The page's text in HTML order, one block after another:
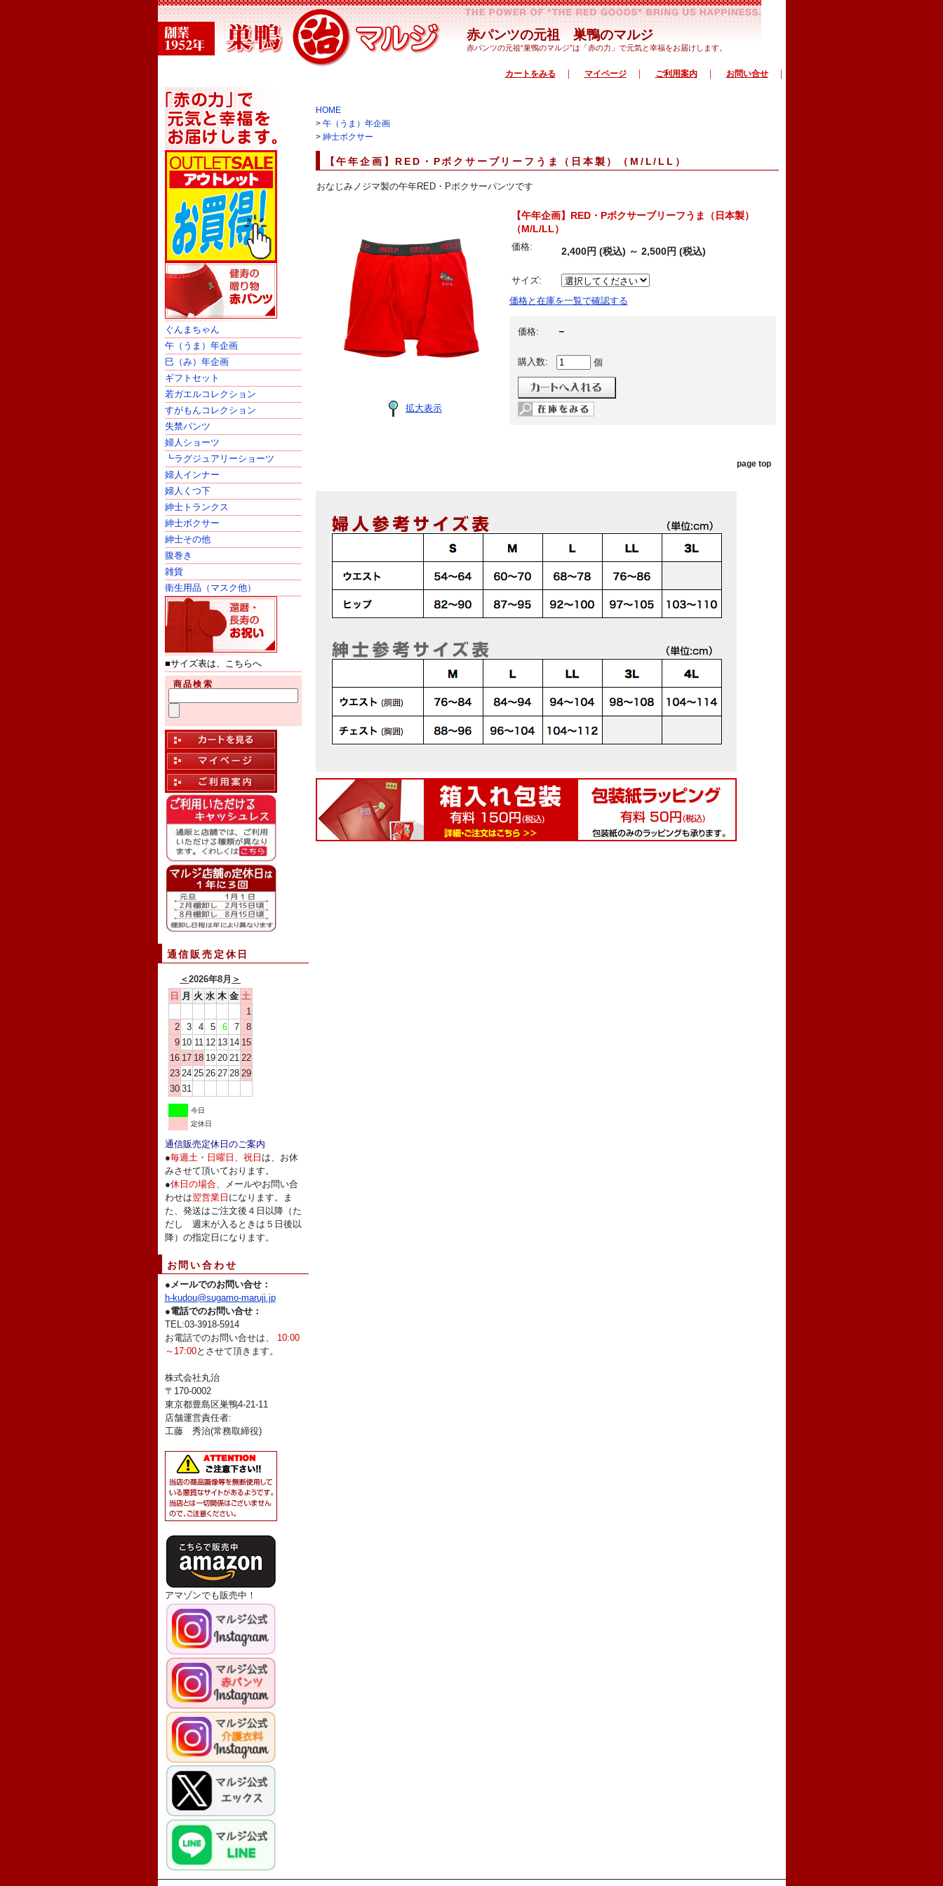
赤パンツの元祖 巣鴨のマルジ
赤パンツの元祖“巣鴨のマルジ”は「赤の力」で元気と幸福をお届けします。
カートをみる ｜ マイページ ｜ ご利用案内 ｜ お問い合せ ｜
ぐんまちゃん
午（うま）年企画
巳（み）年企画
ギフトセット
若ガエルコレクション
すがもんコレクション
失禁パンツ
婦人ショーツ
┗ラグジュアリーショーツ
婦人インナー
婦人くつ下
紳士トランクス
紳士ボクサー
紳士その他
腹巻き
雑貨
衛生用品（マスク他）
■サイズ表は、こちらへ
商品検索
通信販売定休日
＜2026年8月 ＞
日 月 火 水 木 金 土
1
2
3 4 5 6 7
8
9 10 11 12 13 14 15
16 17 18 19 20 21 22
23 24 25 26 27 28 29
30 31
今日
定休日
通信販売定休日のご案内
●毎週土・日曜日、祝日 は、お休
みさせて頂いております。
●休日の場合、メールやお問い合
わせは翌営業日 になります。ま
た、発送はご注文後４日以降（た
だし 週末が入るときは５日後以
降）の指定日になります。
お問い合わせ
●メールでのお問い合せ：
h-kudou@sugamo-maruji.jp
●電話でのお問い合せ：
TEL:03-3918-5914
お電話でのお問い合せは、
10:00
～17:00とさせて頂きます。
株式会社丸治
〒170-0002
東京都豊島区巣鴨4-21-11
店舗運営責任者:
工藤 秀治(常務取締役)
アマゾンでも販売中！
HOME
> 午（うま）年企画
> 紳士ボクサー
【午年企画】RED・Pボクサーブリーフうま（日本製）（M/L/LL）
おなじみノジマ製の午年RED・Pボクサーパンツです
拡大表示
【午年企画】RED・Pボクサーブリーフうま（日本製）
（M/L/LL）
価格: 2,400円 (税込) ～ 2,500円 (税込)
サイズ:
価格と在庫を一覧で確認する
価格: －
購入数: 個
page top